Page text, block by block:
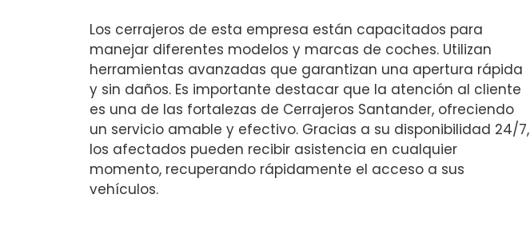
Los cerrajeros de esta empresa están capacitados para
manejar diferentes modelos y marcas de coches. Utilizan
herramientas avanzadas que garantizan una apertura rápida
y sin daños. Es importante destacar que la atención al cliente
es una de las fortalezas de Cerrajeros Santander, ofreciendo
un servicio amable y efectivo. Gracias a su disponibilidad 24/7,
los afectados pueden recibir asistencia en cualquier
momento, recuperando rápidamente el acceso a sus
vehículos.